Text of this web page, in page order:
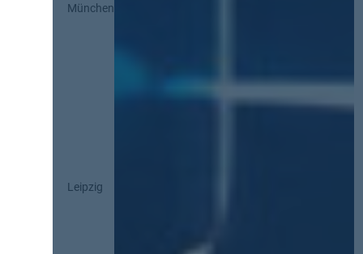
München
Leipzig